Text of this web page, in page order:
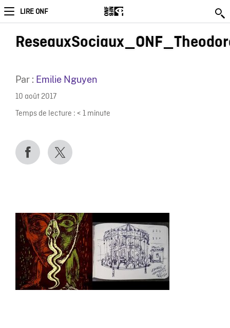
LIRE ONF
Par : Emilie Nguyen
10 août 2017
Temps de lecture : < 1 minute